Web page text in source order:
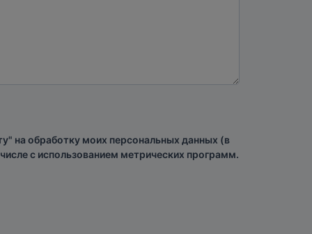
на обработку моих персональных данных (в
с использованием метрических программ.